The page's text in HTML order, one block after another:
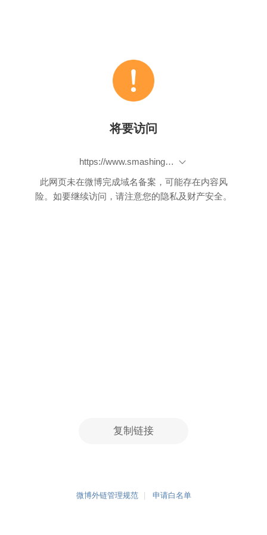
将要访问
https://www.smashingmagazine.com/2011/05/an-introduction-to-css3-keyframe-animations/
此网页未在微博完成域名备案，可能存在内容风
险。如要继续访问，请注意您的隐私及财产安全。
复制链接
微博外链管理规范 申请白名单